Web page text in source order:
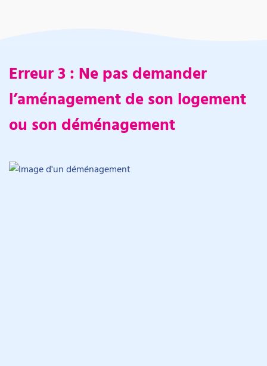
Erreur 3 : Ne pas demander
l’aménagement de son logement
ou son déménagement